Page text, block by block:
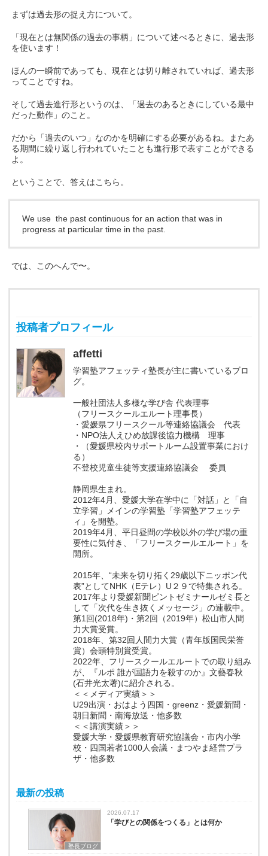
まずは過去形の捉え方について。
「現在とは無関係の過去の事柄」について述べるときに、過去形
を使います！
ほんの一瞬前であっても、現在とは切り離されていれば、過去形
ってことですね。
そして過去進行形というのは、「過去のあるときにしている最中
だった動作」のこと。
だから「過去のいつ」なのかを明確にする必要があるね。またあ
る期間に繰り返し行われていたことも進行形で表すことができる
よ。
ということで、答えはこちら。
We use the past continuous for an action that was in
progress at particular time in the past.
では、このへんで〜。
投稿者プロフィール
affetti
学習塾アフェッティ塾長が主に書いているブロ
グ。
一般社団法人多様な学び舎 代表理事
（フリースクールエルート理事長）
・愛媛県フリースクール等連絡協議会 代表
・NPO法人えひめ放課後協力機構 理事
・（愛媛県校内サポートルーム設置事業におけ
る）
不登校児童生徒等支援連絡協議会 委員
静岡県生まれ。
2012年4月、愛媛大学在学中に「対話」と「自
立学習」メインの学習塾「学習塾アフェッテ
ィ」を開塾。
2019年4月、平日昼間の学校以外の学び場の重
要性に気付き、「フリースクールエルート」を
開所。
2015年、“未来を切り拓く29歳以下ニッポン代
表”としてNHK（Eテレ）U２９で特集される。
2017年より愛媛新聞ピントゼミナールゼミ長と
して「次代を生き抜くメッセージ」の連載中。
第1回(2018年)・第2回（2019年）松山市人間
力大賞受賞。
2018年、第32回人間力大賞（青年版国民栄誉
賞）会頭特別賞受賞。
2022年、フリースクールエルートでの取り組み
が、『ルポ 誰が国語力を殺すのか』文藝春秋
(石井光太著)に紹介される。
＜＜メディア実績＞＞
U29出演・おはよう四国・greenz・愛媛新聞・
朝日新聞・南海放送・他多数
＜＜講演実績＞＞
愛媛大学・愛媛県教育研究協議会・市内小学
校・四国若者1000人会議・まつやま経営プラ
ザ・他多数
最新の投稿
塾長ブログ
2026.07.17
「学びとの関係をつくる」とは何か